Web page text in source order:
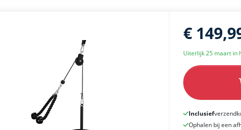
€
Uiterlijk 25 maart in
Inclusief
Ophalen bij een